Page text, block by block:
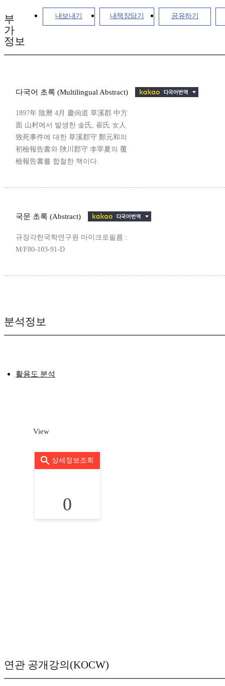
내보내기 내책장담기 공유하기
부
가
정보
다국어 초록 (Multilingual Abstract)
1897年 陰曆 4月 慶尙道 草溪郡 中方
面 山村에서 발생한 金氏, 崔氏 女人
致死事件에 대한 草溪郡守 鄭元和의
初檢報告書와 陜川郡守 李宰夏의 覆
檢報告書를 합철한 책이다.
국문 초록 (Abstract)
규장각한국학연구원 마이크로필름 :
M/F80-103-91-D
분석정보
활용도 분석
View
상세정보조회
0
연관 공개강의(KOCW)